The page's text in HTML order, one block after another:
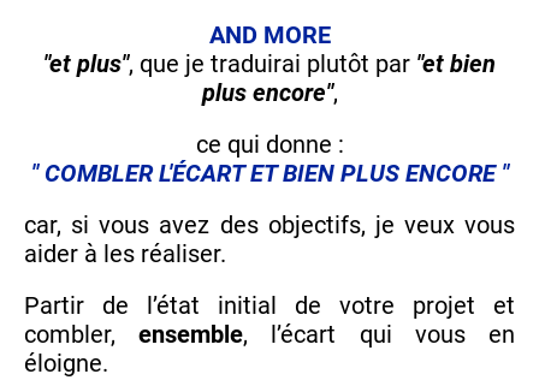
AND MORE
"et plus", que je traduirai plutôt par "et bien
plus encore",
ce qui donne :
" COMBLER L'ÉCART ET BIEN PLUS ENCORE "
car, si vous avez des objectifs, je veux vous
aider à les réaliser.
Partir de l’état initial de votre projet et
combler,ensemble, l’écart qui vous en
éloigne.